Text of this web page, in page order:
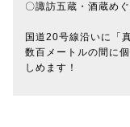
〇諏訪五蔵・酒蔵め
国道20号線沿いに「
数百メートルの間に
しめます！